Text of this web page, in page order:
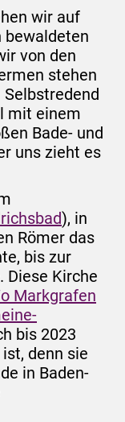
wir auf
bewaldeten
von den
stehen
Selbstredend
mit einem
Bade- und
uns zieht es
), in
Römer das
bis zur
Kirche
Markgrafen
bis 2023
denn sie
in Baden-